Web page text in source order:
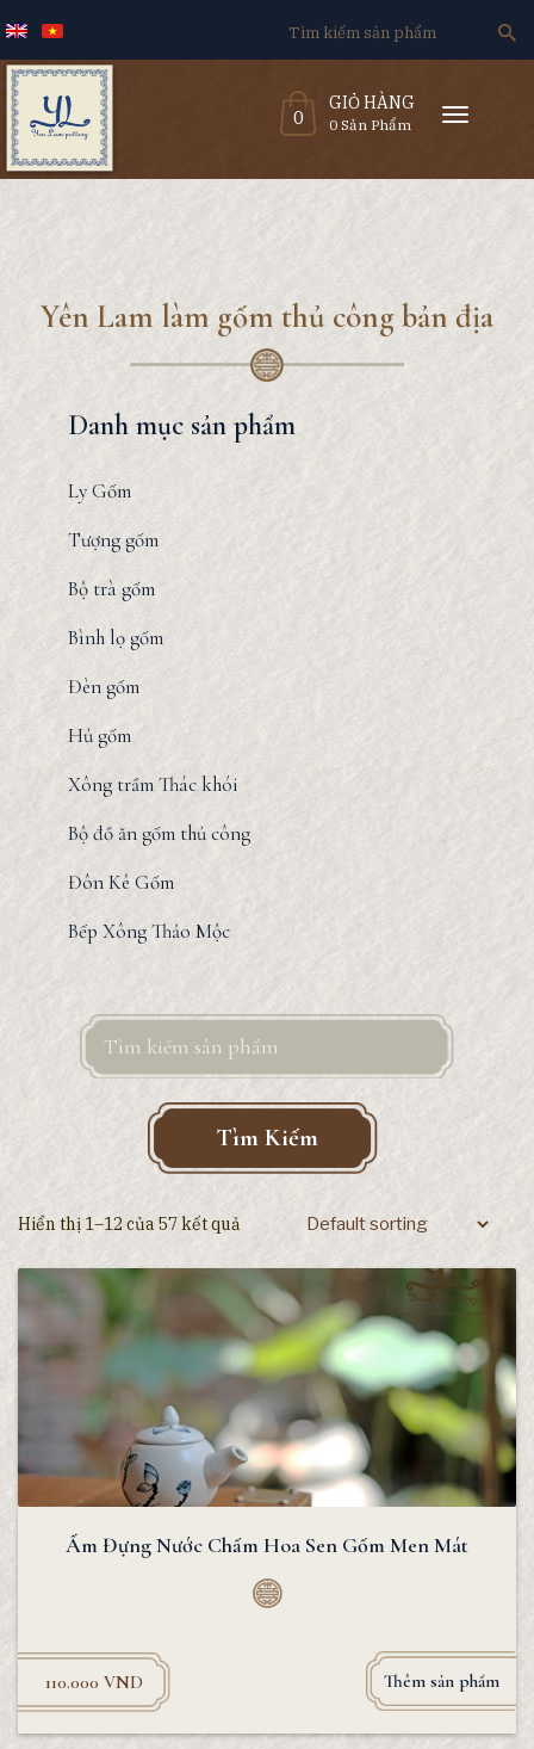
Search
for:
T
o
a
0
GIỎ HÀNG
0 Sản Phẩm
Yên Lam làm gốm thủ công bản địa
Danh mục sản phẩm
Ly Gốm
Tượng gốm
Bộ trà gốm
Bình lọ gốm
Đèn gốm
Hủ gốm
Xông trầm Thác khói
Bộ đồ ăn gốm thủ công
Đôn Kê Gốm
Bếp Xông Thảo Mộc
Tìm Kiếm
Hiển thị 1–12 của 57 kết quả
Ấm Đựng Nước Chấm Hoa Sen Gốm Men Mát
110.000 VND Thêm sản phẩm